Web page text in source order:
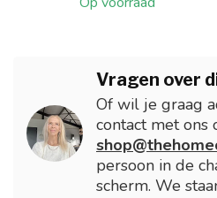
Vragen over
Of wil je graag
contact met ons
persoon in de
scherm. We